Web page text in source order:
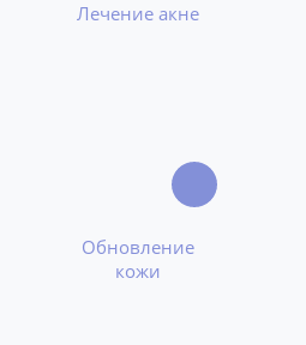
Лечение акне
Обновление
кожи